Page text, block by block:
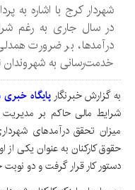
شهردار کرج با اشاره به
در سال جاری به رغم
درآمدها، بر ضرورت
خدمت‌رسانی به شهروندان
به گزارش خبرنگارپایگاه
شرایط مالی حاکم بر
حقوق کارکنان به عنوان یکی
دستور کار قرار گرفت و دو